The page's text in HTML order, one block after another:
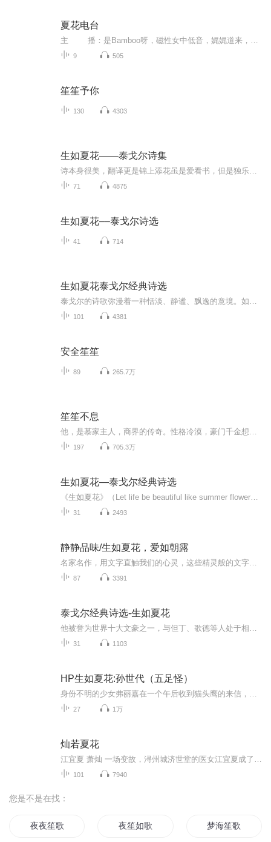
夏花电台
9 505
笙笙予你
130 4303
生如夏花——泰戈尔诗集
71 4875
生如夏花––泰戈尔诗选
41 714
生如夏花泰戈尔经典诗选
101 4381
安全笙笙
89 265.7万
笙笙不息
197 705.3万
生如夏花—泰戈尔经典诗选
31 2493
静静品味/生如夏花，爱如朝露
87 3391
泰戈尔经典诗选-生如夏花
31 1103
HP生如夏花:孙世代（五足怪）
27 1万
灿若夏花
101 7940
您是不是在找：
夜夜笙歌 夜笙如歌 梦海笙歌